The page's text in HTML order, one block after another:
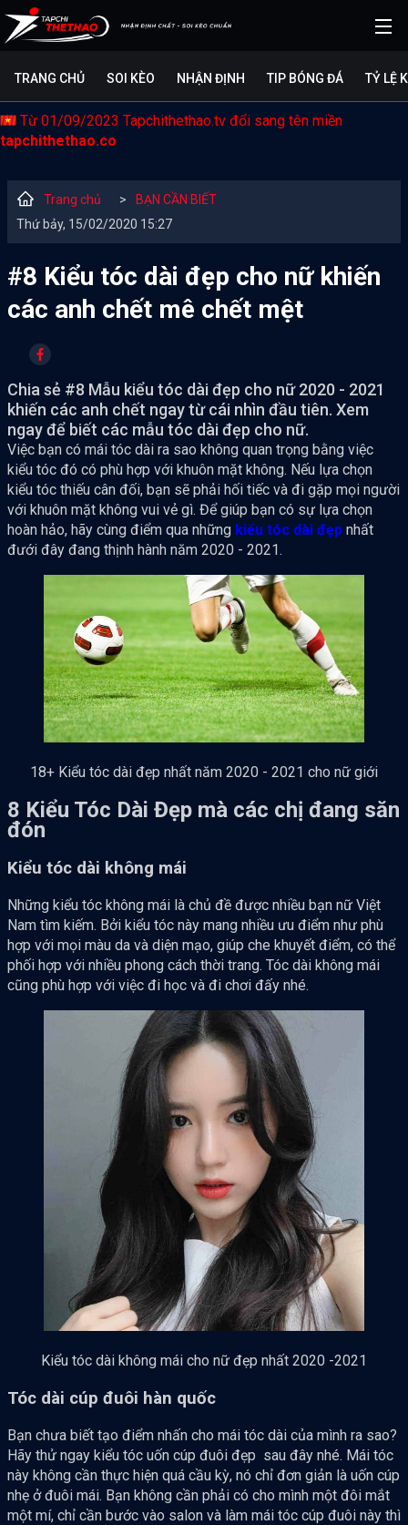
TRANG CHỦ SOI KÈO NHẬN ĐỊNH TIP BÓNG ĐÁ TỶ LỆ
Từ 01/09/2023 Tapchithethao.tv đổi sang tên miền
tapchithethao.co
Trang chủ >
BẠN CẦN BIẾT
Thứ bảy, 15/02/2020 15:27
#8 Kiểu tóc dài đẹp cho nữ khiến
các anh chết mê chết mệt
Chia sẻ #8 Mẫu kiểu tóc dài đẹp cho nữ 2020 - 2021
khiến các anh chết ngay từ cái nhìn đầu tiên. Xem
ngay để biết các mẫu tóc dài đẹp cho nữ.
Việc bạn có mái tóc dài ra sao không quan trọng bằng việc
kiểu tóc đó có phù hợp với khuôn mặt không. Nếu lựa chọn
kiểu tóc thiếu cân đối, bạn sẽ phải hối tiếc và đi gặp mọi người
với khuôn mặt không vui vẻ gì. Để giúp bạn có sự lựa chọn
hoàn hảo, hãy cùng điểm qua những kiểu tóc dài đẹp nhất
đưới đây đang thịnh hành năm 2020 - 2021.
18+ Kiểu tóc dài đẹp nhất năm 2020 - 2021 cho nữ giới
8 Kiểu Tóc Dài Đẹp mà các chị đang săn
đón
Kiểu tóc dài không mái
Những kiểu tóc không mái là chủ đề được nhiều bạn nữ Việt
Nam tìm kiếm. Bởi kiểu tóc này mang nhiều ưu điểm như phù
hợp với mọi màu da và diện mạo, giúp che khuyết điểm, có thể
phối hợp với nhiều phong cách thời trang. Tóc dài không mái
cũng phù hợp với việc đi học và đi chơi đấy nhé.
Kiểu tóc dài không mái cho nữ đẹp nhất 2020 -2021
Tóc dài cúp đuôi hàn quốc
Bạn chưa biết tạo điểm nhấn cho mái tóc dài của mình ra sao?
Hãy thử ngay kiểu tóc uốn cúp đuôi đẹp sau đây nhé. Mái tóc
này không cần thực hiện quá cầu kỳ, nó chỉ đơn giản là uốn cúp
nhẹ ở đuôi mái. Bạn không cần phải có cho mình một đôi mắt
một mí, chỉ cần bước vào salon và làm mái tóc cúp đuôi này thì